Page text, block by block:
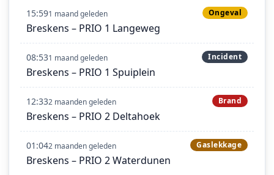
15:591 maand geleden Ongeval
Breskens – PRIO 1 Langeweg
08:531 maand geleden Incident
Breskens – PRIO 1 Spuiplein
12:332 maanden geleden Brand
Breskens – PRIO 2 Deltahoek
01:042 maanden geleden Gaslekkage
Breskens – PRIO 2 Waterdunen